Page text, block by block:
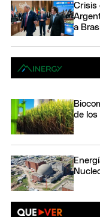
Crisis
a
de